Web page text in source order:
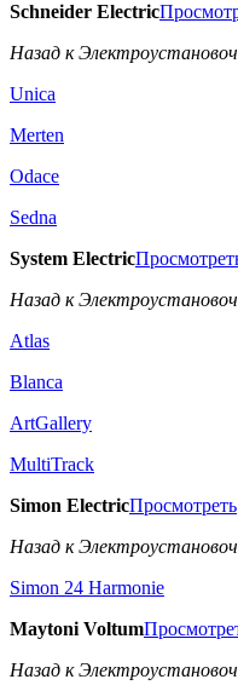
Schneider Electric
Назад к
Unica
Merten
Odace
Sedna
System Electric
Назад к
Atlas
Blanca
ArtGallery
MultiTrack
Simon ElectricПросмотреть
Назад к
Simon 24 Harmonie
Maytoni Voltum
Назад к